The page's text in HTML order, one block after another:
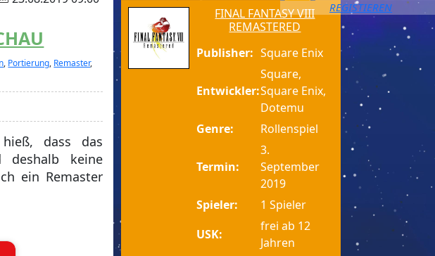
REGISTIEREN
, Portierung, Remaster,
dass das
deshalb keine
ein Remaster
FINAL FANTASY VIII
REMASTERED
Publisher: Square Enix
Entwickler:
Square,
Square Enix,
Dotemu
Genre:
Rollenspiel
Termin:
3.
September
2019
Spieler:
1 Spieler
USK:
frei ab 12
Jahren